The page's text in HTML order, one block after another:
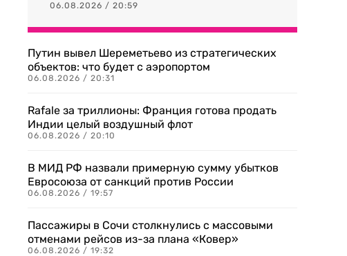
06.08.2026 / 20:59
Путин вывел Шереметьево из стратегических
объектов: что будет с аэропортом
06.08.2026 / 20:31
Rafale за триллионы: Франция готова продать
Индии целый воздушный флот
06.08.2026 / 20:10
В МИД РФ назвали примерную сумму убытков
Евросоюза от санкций против России
06.08.2026 / 19:57
Пассажиры в Сочи столкнулись с массовыми
отменами рейсов из-за плана «Ковер»
06.08.2026 / 19:32